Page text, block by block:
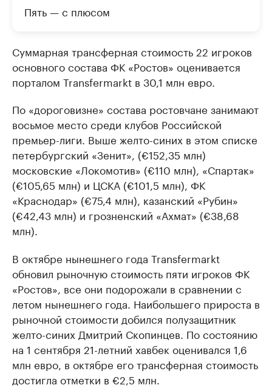
Пять — с плюсом
Суммарная трансферная стоимость 22 игроков
основного состава ФК «Ростов» оценивается
порталом Transfermarkt в 30,1 млн евро.
По «дороговизне» состава ростовчане занимают
восьмое место среди клубов Российской
премьер-лиги. Выше желто-синих в этом списке
петербургский «Зенит», (€152,35 млн)
московские «Локомотив» (€110 млн), «Спартак»
(€105,65 млн) и ЦСКА (€101,5 млн), ФК
«Краснодар» (€75,4 млн), казанский «Рубин»
(€42,43 млн) и грозненский «Ахмат» (€38,68
млн).
В октябре нынешнего года Transfermarkt
обновил рыночную стоимость пяти игроков ФК
«Ростов», все они подорожали в сравнении с
летом нынешнего года. Наибольшего прироста в
рыночной стоимости добился полузащитник
желто-синих Дмитрий Скопинцев. По состоянию
на 1 сентября 21-летний хавбек оценивался 1,6
млн евро, в октябре его трансферная стоимость
достигла отметки в €2,5 млн.